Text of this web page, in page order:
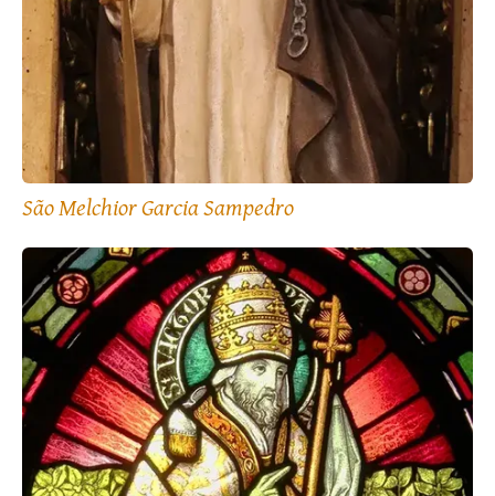
São Melchior Garcia Sampedro